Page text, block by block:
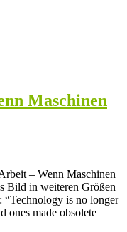
Maschinen
– Wenn Maschinen
Bild in weiteren Größen
is no longer
ones made obsolete